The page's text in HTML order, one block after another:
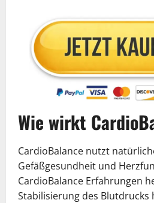
Wie wirkt
CardioBalance nutzt
Gefäßgesundheit und
CardioBalance Erfahrungen
Stabilisierung des Blutdrucks